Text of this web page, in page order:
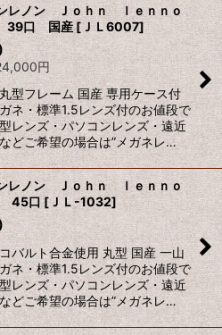
レノン Ｊｏｈｎ ｌｅｎｎｏ
口 国産 [ＪＬ6007]
円
型フレーム 国産 専用ケース付
ネ・標準1.5レンズ付のお値段で
レンズ・パソコンレンズ・遠近
どご希望の場合は”メガネレ…
レノン Ｊｏｈｎ ｌｅｎｎｏ
45口 [ＪＬ-1032]
バルト合金使用 丸型 国産 一山
ネ・標準1.5レンズ付のお値段で
レンズ・パソコンレンズ・遠近
どご希望の場合は”メガネレ…